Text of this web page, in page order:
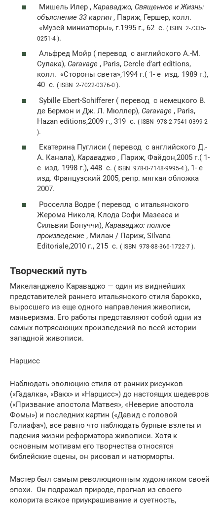
Мишель Илер , Караваджо, Священное и Жизнь:
объяснение 33 картин , Париж, Гершер, колл.
«Музей миниатюры», г.1995 г., 62 с. ( ISBN 2-7335-
0251-4 ).
Альфред Мойр ( перевод с английского А.-М.
Сулака), Caravage , Paris, Cercle d’art editions,
колл. «Стороны света»,1994 г.( 1- е изд. 1989 г.),
40 с. ( ISBN 2-7022-0376-0 ).
Sybille Ebert-Schifferer ( перевод с немецкого В.
де Бермон и Дж. Л. Мюллер), Caravage , Paris,
Hazan editions,2009 г., 319 с. ( ISBN 978-2-7541-0399-2
).
Екатерина Пуглиси ( перевод с английского Д.-
А. Канала), Караваджо , Париж, Файдон,2005 г.( 1-
е изд. 1998 г.), 448 с. ( ISBN 978-0-7148-9995-4 ), 1- е
изд. Французский 2005, репр. мягкая обложка
2007.
Росселла Водре ( перевод с итальянского
Жерома Николя, Клода Софи Мазеаса и
Сильвии Бонуччи), Караваджо: полное
произведение , Милан / Париж, Silvana
Editoriale,2010 г., 215 с. ( ISBN 978-88-366-1722-7 ).
Творческий путь
Микеланджело Караваджо — один из виднейших
представителей раннего итальянского стиля барокко,
выросшего из еще одного направления живописи,
маньеризма. Его работы представляют собой одни из
самых потрясающих произведений во всей истории
западной живописи.
Нарцисс
Наблюдать эволюцию стиля от ранних рисунков
(«Гадалка», «Вакх» и «Нарцисс») до настоящих шедевров
(«Призвание апостола Матвея», «Неверие апостола
Фомы») и последних картин («Давид с головой
Голиафа»), все равно что наблюдать бурные взлеты и
падения жизни реформатора живописи. Хотя к
основным мотивам его творчества относятся
библейские сцены, он рисовал и натюрморты.
Мастер был самым революционным художником своей
эпохи. Он подражал природе, прогнал из своего
колорита всякое приукрашивание и суетность,